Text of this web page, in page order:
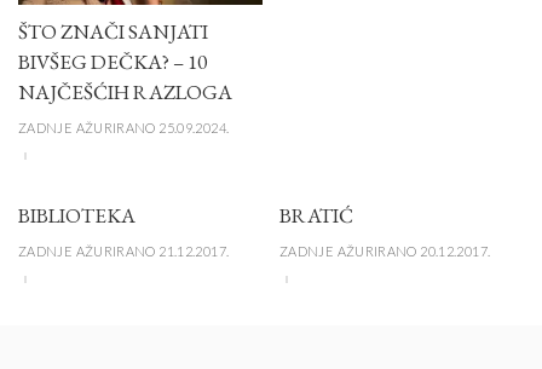
ŠTO ZNAČI SANJATI
BIVŠEG DEČKA? – 10
NAJČEŠĆIH RAZLOGA
ZADNJE AŽURIRANO 25.09.2024.
BIBLIOTEKA
ZADNJE AŽURIRANO 21.12.2017.
BRATIĆ
ZADNJE AŽURIRANO 20.12.2017.